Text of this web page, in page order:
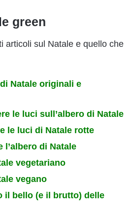
green
articoli sul Natale e quello che
Natale originali e
le luci sull’albero di Natale
le luci di Natale rotte
l’albero di Natale
vegetariano
vegano
il bello (e il brutto) delle